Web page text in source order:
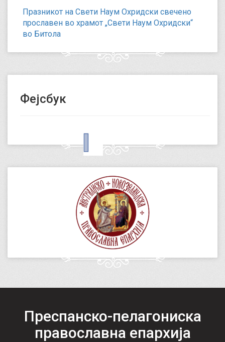
Празникот на Свети Наум Охридски свечено
прославен во храмот „Свети Наум Охридски“
во Битола
Фејсбук
Преспанско-пелагониска
православна епархија